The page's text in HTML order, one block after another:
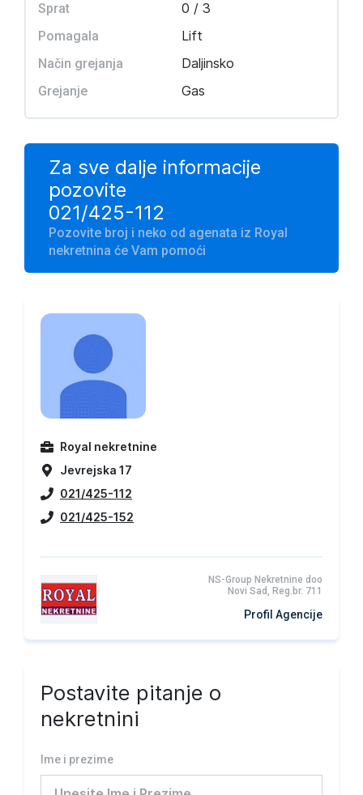
Sprat 0 / 3
Pomagala Lift
Način grejanja Daljinsko
Grejanje Gas
Za sve dalje informacije
pozovite
021/425-112
Pozovite broj i neko od agenata iz Royal
nekretnina će Vam pomoći
Royal nekretnine
Jevrejska 17
021/425-112
021/425-152
NS-Group Nekretnine doo
Novi Sad, Reg.br. 711
Profil Agencije
Postavite pitanje o
nekretnini
Ime i prezime